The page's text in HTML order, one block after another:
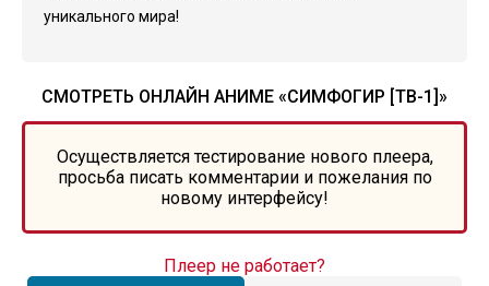
уникального мира!
СМОТРЕТЬ ОНЛАЙН АНИМЕ «СИМФОГИР [ТВ-1]»
Осуществляется тестирование нового плеера,
просьба писать комментарии и пожелания по
новому интерфейсу!
Плеер не работает?